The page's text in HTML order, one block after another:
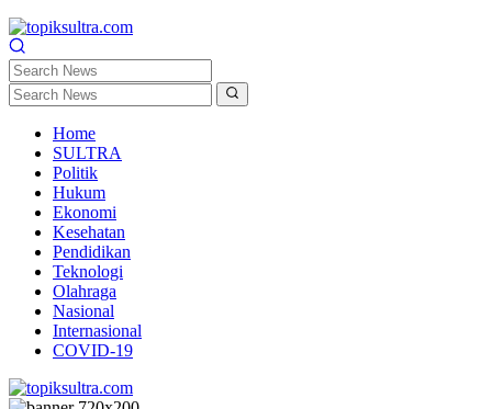
Home
SULTRA
Politik
Hukum
Ekonomi
Kesehatan
Pendidikan
Teknologi
Olahraga
Nasional
Internasional
COVID-19